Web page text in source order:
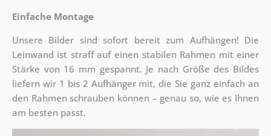
Einfache Montage
Unsere Bilder sind sofort bereit zum Aufhängen! Die
Leinwand ist straff auf einen stabilen Rahmen mit einer
Stärke von 16 mm gespannt. Je nach Größe des Bildes
liefern wir 1 bis 2 Aufhänger mit, die Sie ganz einfach an
den Rahmen schrauben können – genau so, wie es Ihnen
am besten passt.